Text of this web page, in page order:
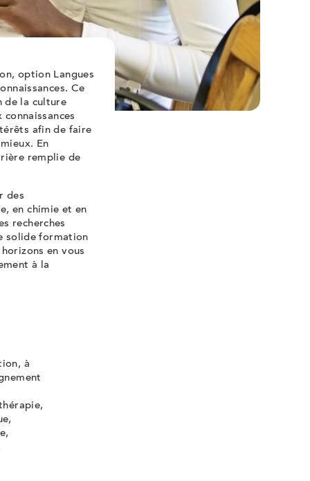
option Langues
Ce
de la culture
connaissances
afin de faire
En
remplie de
des
en chimie et en
recherches
solide formation
en vous
à la
à